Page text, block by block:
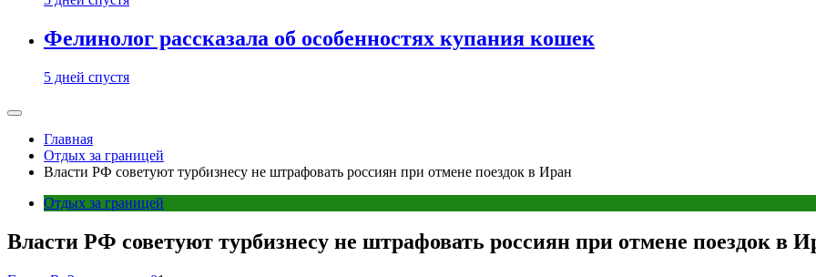
Фелинолог рассказала об особенностях купания кошек
5 дней спустя
Главная
Отдых за границей
Власти РФ советуют турбизнесу не штрафовать россиян при отмене поездок в Иран
Отдых за границей
Власти РФ советуют турбизнесу не штрафовать россиян при отмене поездок в